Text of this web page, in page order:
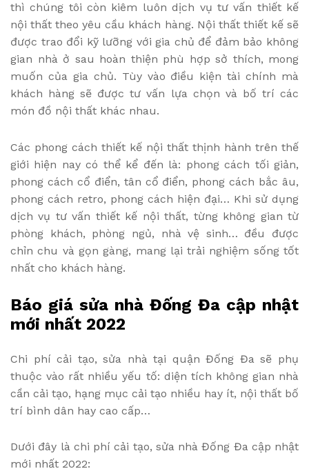
thì chúng tôi còn kiêm luôn dịch vụ tư vấn thiết kế
nội thất theo yêu cầu khách hàng. Nội thất thiết kế sẽ
được trao đổi kỹ lưỡng với gia chủ để đảm bảo không
gian nhà ở sau hoàn thiện phù hợp sở thích, mong
muốn của gia chủ. Tùy vào điều kiện tài chính mà
khách hàng sẽ được tư vấn lựa chọn và bố trí các
món đồ nội thất khác nhau.
Các phong cách thiết kế nội thất thịnh hành trên thế
giới hiện nay có thể kể đến là: phong cách tối giản,
phong cách cổ điển, tân cổ điển, phong cách bắc âu,
phong cách retro, phong cách hiện đại… Khi sử dụng
dịch vụ tư vấn thiết kế nội thất, từng không gian từ
phòng khách, phòng ngủ, nhà vệ sinh… đều được
chỉn chu và gọn gàng, mang lại trải nghiệm sống tốt
nhất cho khách hàng.
Báo giá sửa nhà Đống Đa cập nhật
mới nhất 2022
Chi phí cải tạo, sửa nhà tại quận Đống Đa sẽ phụ
thuộc vào rất nhiều yếu tố: diện tích không gian nhà
cần cải tạo, hạng mục cải tạo nhiều hay ít, nội thất bố
trí bình dân hay cao cấp…
Dưới đây là chi phí cải tạo, sửa nhà Đống Đa cập nhật
mới nhất 2022: